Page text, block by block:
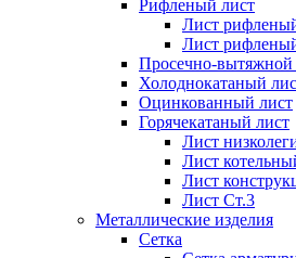
Рифленый лист
Лист
Лист
Просечно-
Холоднокатаный
Оцинкованный лист
Горячекатаный лист
Лист
Лист
Лист
Лист Ст.3
Металлические изделия
Сетка